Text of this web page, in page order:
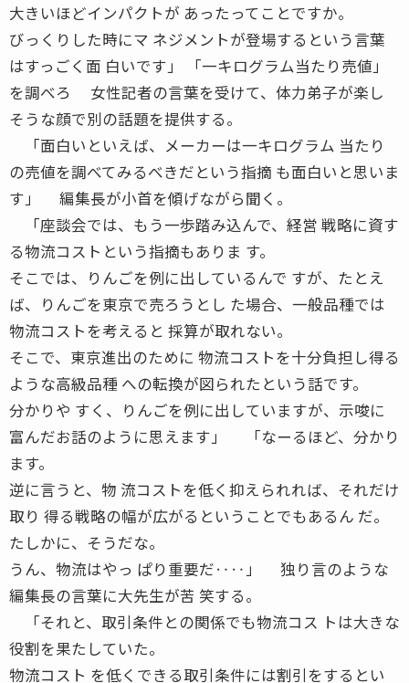
大きいほどインパクトが あったってことですか。
びっくりした時にマ ネジメントが登場するという言葉
はすっごく面 白いです」 「一キログラム当たり売値」
を調べろ 女性記者の言葉を受けて、体力弟子が楽し
そうな顔で別の話題を提供する。
「面白いといえば、メーカーは一キログラム 当たり
の売値を調べてみるべきだという指摘 も面白いと思いま
す」 編集長が小首を傾げながら聞く。
「座談会では、もう一歩踏み込んで、経営 戦略に資す
る物流コストという指摘もありま す。
そこでは、りんごを例に出しているんで すが、たとえ
ば、りんごを東京で売ろうとし た場合、一般品種では
物流コストを考えると 採算が取れない。
そこで、東京進出のために 物流コストを十分負担し得る
ような高級品種 への転換が図られたという話です。
分かりや すく、りんごを例に出していますが、示唆に
富んだお話のように思えます」 「なーるほど、分かり
ます。
逆に言うと、物 流コストを低く抑えられれば、それだけ
取り 得る戦略の幅が広がるということでもあるん だ。
たしかに、そうだな。
うん、物流はやっ ぱり重要だ‥‥」 独り言のような
編集長の言葉に大先生が苦 笑する。
「それと、取引条件との関係でも物流コス トは大きな
役割を果たしていた。
物流コスト を低くできる取引条件には割引をするとい